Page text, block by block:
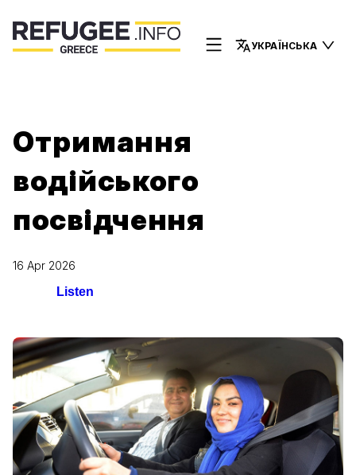
УКРАЇНСЬКА
Отримання
водійського
посвідчення
16 Apr 2026
Listen